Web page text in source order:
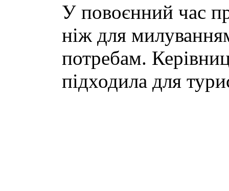
У повоєнний час
ніж для
потребам.
підходила для